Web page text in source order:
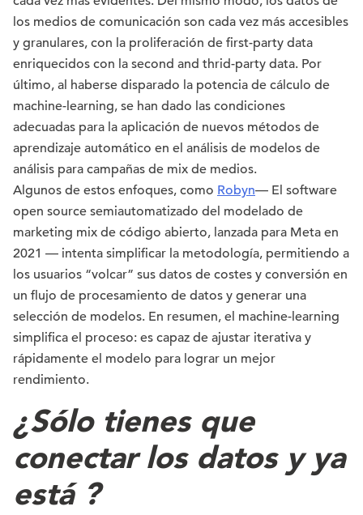
los medios de comunicación son cada vez más accesibles
y granulares, con la proliferación de first-party data
enriquecidos con la second and thrid-party data. Por
último, al haberse disparado la potencia de cálculo de
machine-learning, se han dado las condiciones
adecuadas para la aplicación de nuevos métodos de
aprendizaje automático en el análisis de modelos de
análisis para campañas de mix de medios.
Algunos de estos enfoques, como Robyn— El software
open source semiautomatizado del modelado de
marketing mix de código abierto, lanzada para Meta en
2021 — intenta simplificar la metodología, permitiendo a
los usuarios “volcar” sus datos de costes y conversión en
un flujo de procesamiento de datos y generar una
selección de modelos. En resumen, el machine-learning
simplifica el proceso: es capaz de ajustar iterativa y
rápidamente el modelo para lograr un mejor
rendimiento.
¿Sólo tienes que
conectar los datos y ya
está ?